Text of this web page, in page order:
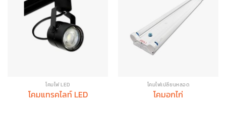
โคมไฟ LED
โคมแทรคไลท์ LED
โคมไฟเปลี่ยนหลอด
โคมอกไก่